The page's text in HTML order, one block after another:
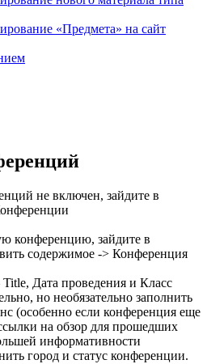
«Предмета» на сайт
не включен, зайдите в
конференцию, зайдите в
содержимое -> Конференция
Дата проведения и Класс
но необязательно заполнить
(особенно если конференция еще
на обзор для прошедших
информативности
город и статус конференции.